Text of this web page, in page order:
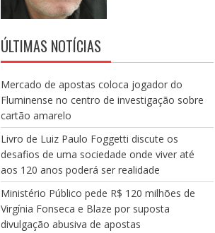
ÚLTIMAS NOTÍCIAS
Mercado de apostas coloca jogador do
Fluminense no centro de investigação sobre
cartão amarelo
Livro de Luiz Paulo Foggetti discute os
desafios de uma sociedade onde viver até
aos 120 anos poderá ser realidade
Ministério Público pede R$ 120 milhões de
Virgínia Fonseca e Blaze por suposta
divulgação abusiva de apostas